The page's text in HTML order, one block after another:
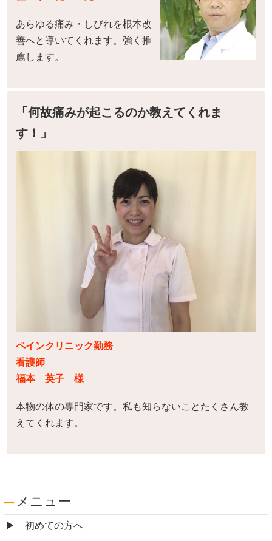
あらゆる痛み・しびれを根本改
善へと導いてくれます。強く推
薦します。
「何故痛みが起こるのか教えてくれま
す！」
ペインクリニック勤務
看護師
福本 英子 様
本物の体の専門家です。私も知らないことたくさん教
えてくれます。
メニュー
初めての方へ